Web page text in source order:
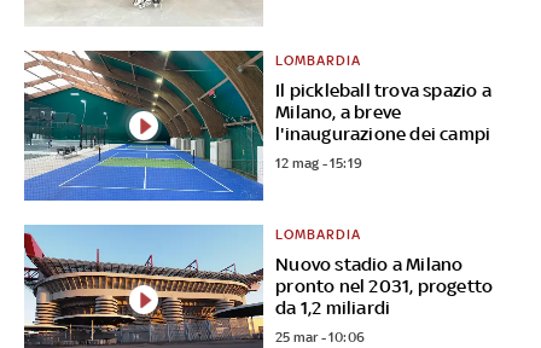
Il pickleball trova spazio a
Milano, a breve
l'inaugurazione dei campi
LOMBARDIA
12 mag - 15:19
Nuovo stadio a Milano
pronto nel 2031, progetto
da 1,2 miliardi
LOMBARDIA
25 mar - 10:06